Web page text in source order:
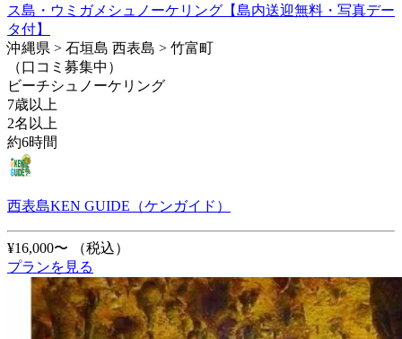
ス島・ウミガメシュノーケリング【島内送迎無料・写真デー
タ付】
沖縄県 > 石垣島 西表島 > 竹富町
（口コミ募集中）
ビーチシュノーケリング
7歳以上
2名以上
約6時間
西表島KEN GUIDE（ケンガイド）
¥16,000〜
（税込）
プランを見る